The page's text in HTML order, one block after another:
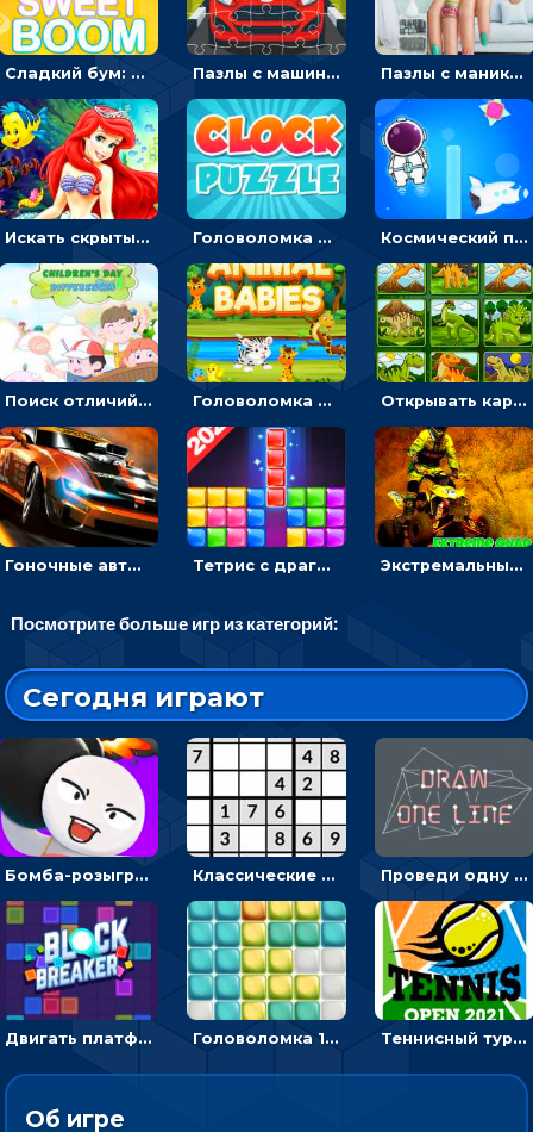
Сладкий бум: тапнуть, чтобы взорвать желейки - головоломка Пазлы с машинами Форд: собирать картинки и открывать новые Пазлы с маникюром: собери идеальный рисунок для ногтей
Искать скрытый алфавит на картинках с мультяшными героями - головоломка для детей Головоломка с часами для детей: читать время по циферблату Космический побег: двигать космонавта, чтобы попасть к кораблю
Поиск отличий на картинках с детьми - головоломка Головоломка Звери-малыши: открывай карточки по очереди, чтобы найти одинаковые Открывать картинки с динозаврами и складывать в пары по памяти - головоломка
Гоночные авто в пазлах: разбей картинку и собери снова Тетрис с драгоценными камнями: расставляй блоки, чтобы получить линию - головоломка Экстремальные пазлы с квадроциклами: собирать крутые тачки
Посмотрите больше игр из категорий:
Сегодня играют
Бомба-розыгрыш: передавай и беги – 3D гиперказуалка Классические судоку: реши 30 уровней головоломки Проведи одну линию и повтори фигуру - головоломка
Двигать платформу и отбивать мячики или ловить бонусы Головоломка 10х10 Теннисный турнир: подавать или отбивать шарик ракеткой
Об игре